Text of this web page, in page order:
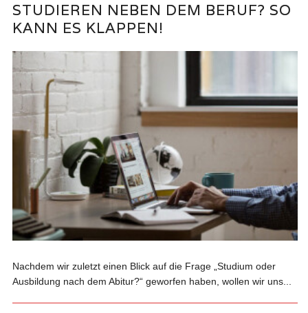
STUDIEREN NEBEN DEM BERUF? SO
KANN ES KLAPPEN!
Nachdem wir zuletzt einen Blick auf die Frage „Studium oder
Ausbildung nach dem Abitur?“ geworfen haben, wollen wir uns...